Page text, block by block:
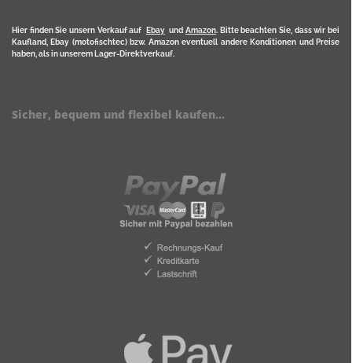
Hier finden Sie unsern Verkauf auf Ebayund Amazon. Bitte beachten Sie, dass wir bei
Kaufland, Ebay (motofischtec) bzw. Amazon eventuell andere Konditionen und Preise
haben, als in unserem Lager-Direktverkauf.
Sicher, bequem und flexibel kaufen...